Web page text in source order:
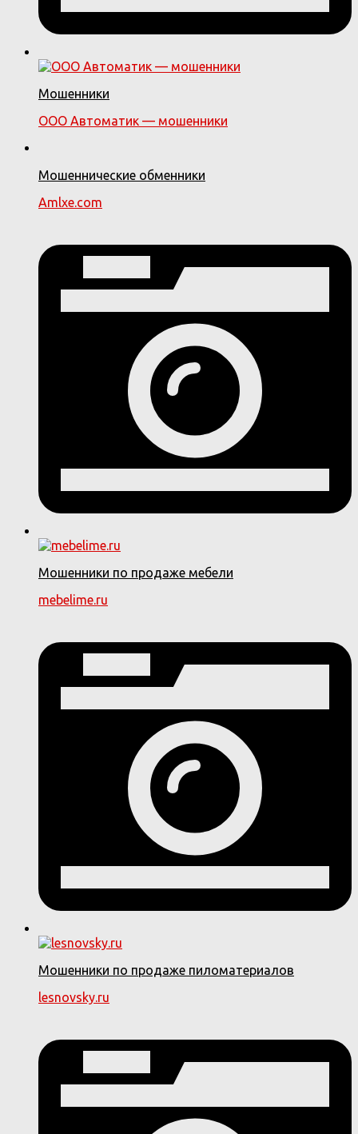
Мошенники
ООО Автоматик — мошенники
Мошеннические обменники
Amlxe.com
Мошенники по продаже мебели
mebelime.ru
Мошенники по продаже пиломатериалов
lesnovsky.ru